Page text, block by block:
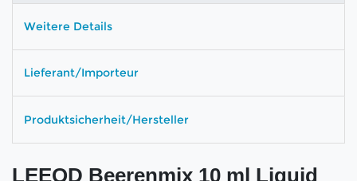
Weitere Details
Lieferant/Importeur
Produktsicherheit/Hersteller
LEEQD Beerenmix 10 ml Liquid